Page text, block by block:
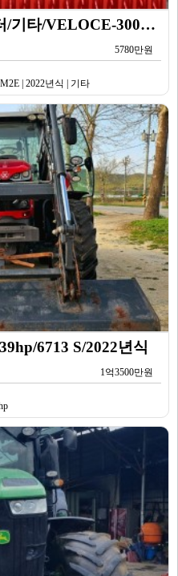
한국페라리트랙터/트랙터/기타/VELOCE-300PS500M2E/2022년식
5780만원
| 2022년식 | 기타
6713 S/2022년식
1억3500만원